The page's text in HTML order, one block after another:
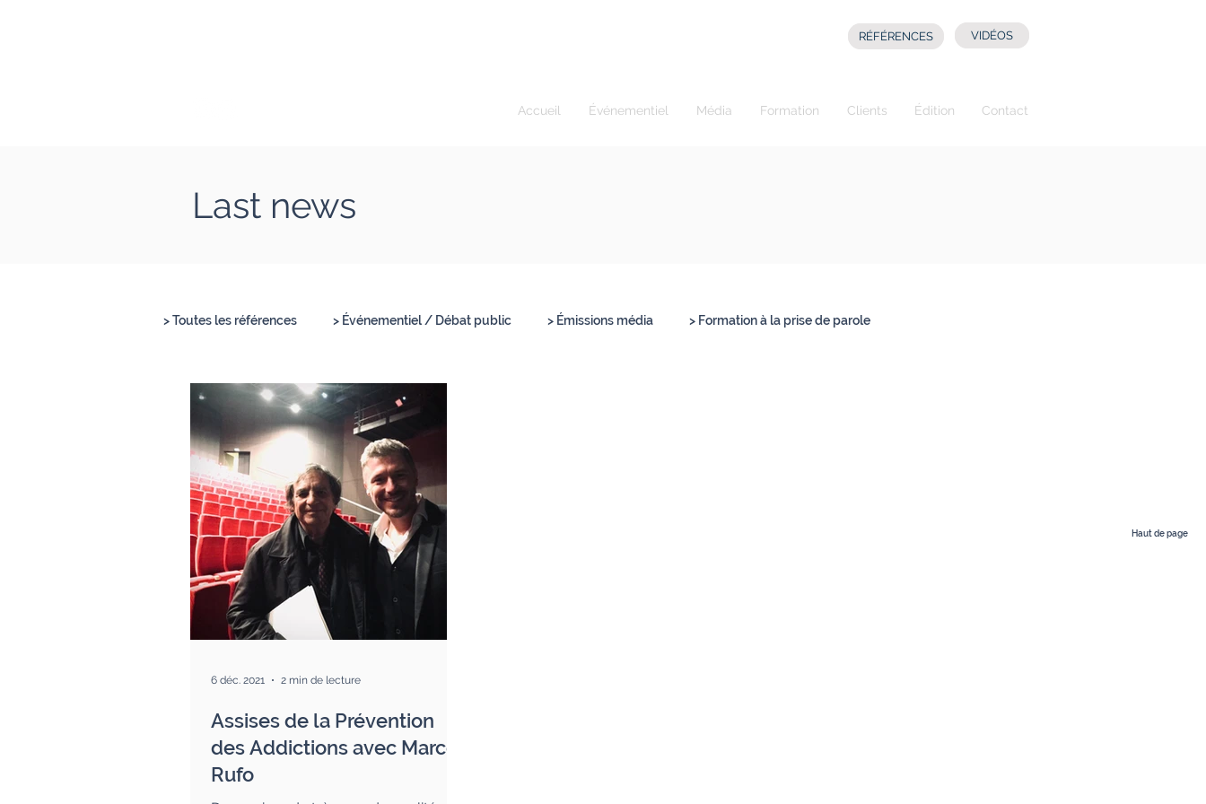
RÉFÉRENCES VIDÉOS
Accueil Événementiel Média Formation Clients Édition Contact
Haut de page
Last news
> Toutes les références > Événementiel / Débat public > Émissions média > Formation à la prise de parole
Assises de la Prévention
des Addictions avec Marcel
Rufo
6 déc. 2021 2 min de lecture